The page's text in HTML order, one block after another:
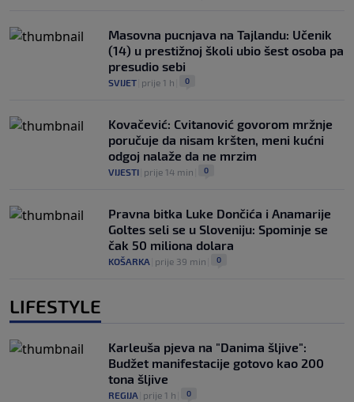
Masovna pucnjava na Tajlandu: Učenik
(14) u prestižnoj školi ubio šest osoba pa
presudio sebi
SVIJET prije 1 h 0
Kovačević: Cvitanović govorom mržnje
poručuje da nisam kršten, meni kućni
odgoj nalaže da ne mrzim
VIJESTI prije 14 min 0
Pravna bitka Luke Dončića i Anamarije
Goltes seli se u Sloveniju: Spominje se
čak 50 miliona dolara
KOŠARKA prije 39 min 0
LIFESTYLE
Karleuša pjeva na "Danima šljive":
Budžet manifestacije gotovo kao 200
tona šljive
REGIJA prije 1 h 0